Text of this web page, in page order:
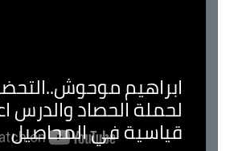
ابراهيم
لحملة الحصاد والدرس
قياسية في المحاصيل